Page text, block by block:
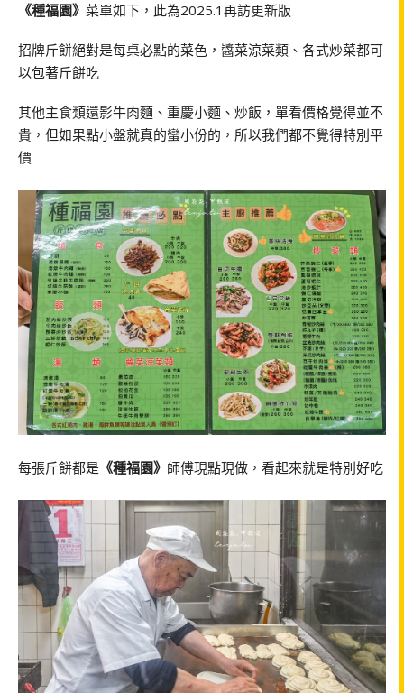
《種福園》 菜單如下，此為2025.1再訪更新版
招牌斤餅絕對是每桌必點的菜色，醬菜涼菜類、各式炒菜都可
以包著斤餅吃
其他主食類還影牛肉麵、重慶小麵、炒飯，單看價格覺得並不
貴，但如果點小盤就真的蠻小份的，所以我們都不覺得特別平
價
每張斤餅都是 《種福園》 師傅現點現做，看起來就是特別好吃